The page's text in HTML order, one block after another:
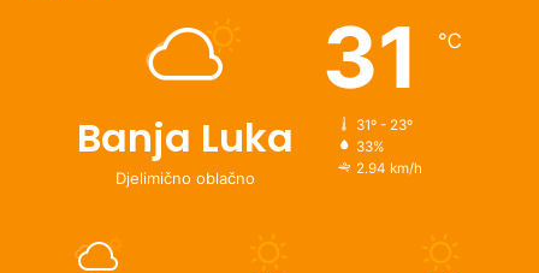
Banja Luka
Djelimično oblačno
31 ℃
31º - 23º
33%
2.94 km/h